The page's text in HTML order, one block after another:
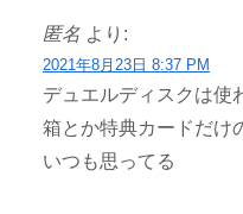
匿名 より:
2021年8月23日 8:37 PM
デュエルディスクは使
箱とか特典カードだけ
いつも思ってる